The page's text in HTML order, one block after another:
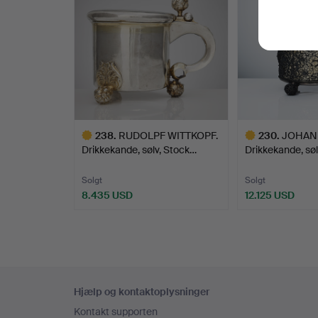
238. RUDOLPF WITTKOPF.
Drikkekande, sølv, Stock…
Solgt
8.435 USD
230. JOHAN
Drikkekande,
Solgt
12.125 USD
Hjælp og kontaktoplysninger
Kontakt supporten